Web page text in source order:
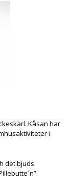
Kåsan har
i
det bjuds.